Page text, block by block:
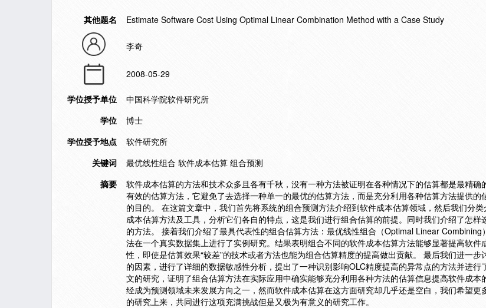
其他题名 Estimate Software Cost Using Optimal Linear Combination Method with a Case Study
李奇
2008-05-29
学位授予单位
中国科学院软件研究所
学位
博士
学位授予地点
软件研究所
关键词
最优线性组合 软件成本估算 组合预测
摘要
软件成本估算的方法和技术众多且各有千秋，没有一种方法被证明在各种情况下的估算都是最精确
有效的估算方法，它避免了去选择一种单一的最优的估算方法，而是充分利用各种估算方法提供的
的目的。 在这篇文章中，我们首先将系统的组合预测方法介绍到软件成本估算领域，然后我们分
成本估算方法及工具，分析它们各自的特点，这是我们进行组合估算的前提。同时我们介绍了怎样
的方法。 接着我们介绍了最具代表性的组合估算方法：最优线性组合（Optimal Linear Combining
法在一个真实数据集上进行了实例研究。结果表明组合不同的软件成本估算方法能够显著提高软件
性，即使是估算效果“较差”的技术或者方法也能为组合估算精度的提高做出贡献。 最后我们进一步
的因素，进行了详细的数据敏感性分析，提出了一种识别影响OLC精度提高的异常点的方法并进行
文的研究，证明了组合估算方法在实际应用中确实能够充分利用各种方法的估算信息提高软件成本
经成为预测领域未来发展方向之一，然而软件成本估算在这方面研究却几乎还是空白，我们希望更
的研究上来，共同进行这项充满挑战但是又极为有意义的研究工作。